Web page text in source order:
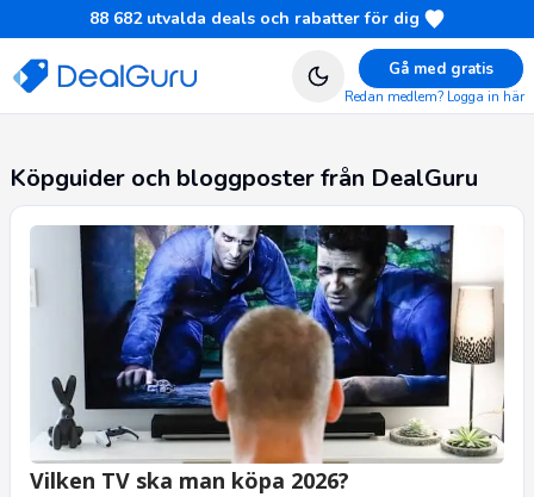
88 682 utvalda deals och rabatter för dig
Gå med gratis
Redan medlem? Logga in här
Köpguider och bloggposter från DealGuru
Vilken TV ska man köpa 2026?